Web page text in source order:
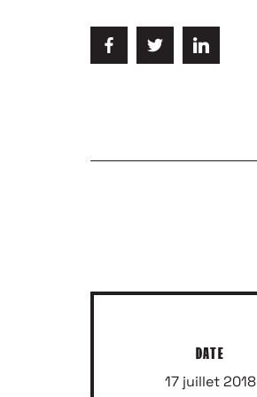
DATE
17 juillet 2018